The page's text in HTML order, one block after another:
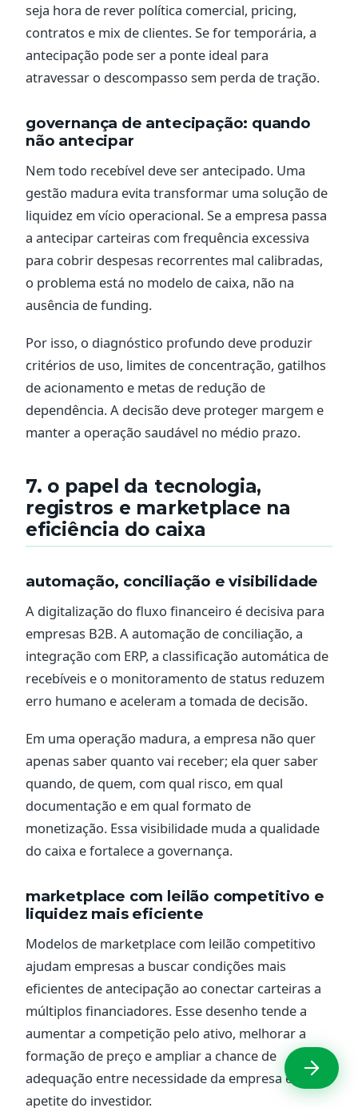
seja hora de rever política comercial, pricing,
contratos e mix de clientes. Se for temporária, a
antecipação pode ser a ponte ideal para
atravessar o descompasso sem perda de tração.
governança de antecipação: quando
não antecipar
Nem todo recebível deve ser antecipado. Uma
gestão madura evita transformar uma solução de
liquidez em vício operacional. Se a empresa passa
a antecipar carteiras com frequência excessiva
para cobrir despesas recorrentes mal calibradas,
o problema está no modelo de caixa, não na
ausência de funding.
Por isso, o diagnóstico profundo deve produzir
critérios de uso, limites de concentração, gatilhos
de acionamento e metas de redução de
dependência. A decisão deve proteger margem e
manter a operação saudável no médio prazo.
7. o papel da tecnologia,
registros e marketplace na
eficiência do caixa
automação, conciliação e visibilidade
A digitalização do fluxo financeiro é decisiva para
empresas B2B. A automação de conciliação, a
integração com ERP, a classificação automática de
recebíveis e o monitoramento de status reduzem
erro humano e aceleram a tomada de decisão.
Em uma operação madura, a empresa não quer
apenas saber quanto vai receber; ela quer saber
quando, de quem, com qual risco, em qual
documentação e em qual formato de
monetização. Essa visibilidade muda a qualidade
do caixa e fortalece a governança.
marketplace com leilão competitivo e
liquidez mais eficiente
Modelos de marketplace com leilão competitivo
ajudam empresas a buscar condições mais
eficientes de antecipação ao conectar carteiras a
múltiplos financiadores. Esse desenho tende a
aumentar a competição pelo ativo, melhorar a
formação de preço e ampliar a chance de
adequação entre necessidade da empresa e
apetite do investidor.